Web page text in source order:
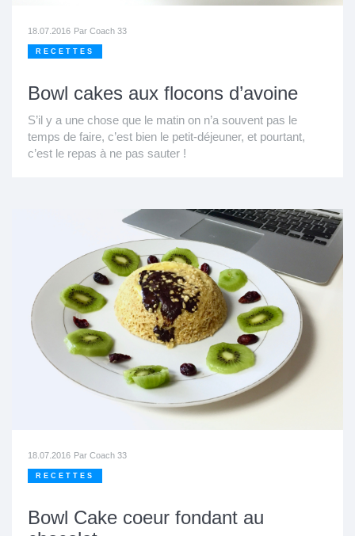
18.07.2016 Par Coach 33
RECETTES
Bowl cakes aux flocons d’avoine
S’il y a une chose que le matin on n’a souvent pas le
temps de faire, c’est bien le petit-déjeuner, et pourtant,
c’est le repas à ne pas sauter !
18.07.2016 Par Coach 33
RECETTES
Bowl Cake coeur fondant au